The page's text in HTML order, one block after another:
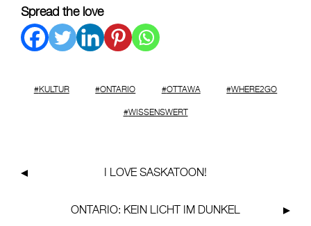
Spread the love
KULTUR ONTARIO OTTAWA WHERE2GO
WISSENSWERT
LOVESASKATOON!
ONTARIO: KEIN LICHT IM DUNKEL